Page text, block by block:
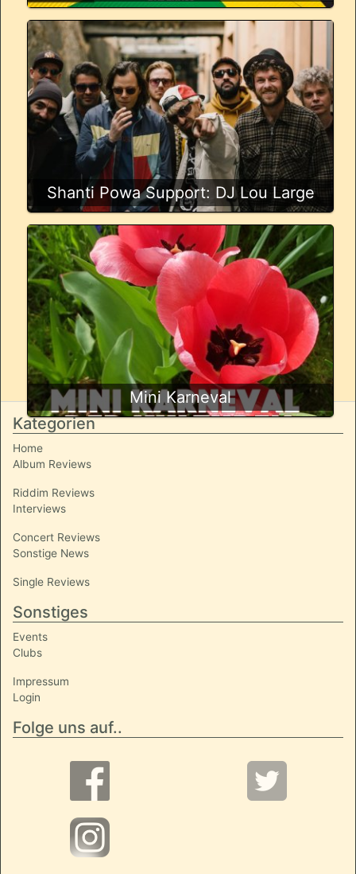
Shanti Powa Support: DJ Lou Large
Mini Karneval
Kategorien
Home
Album Reviews
Riddim Reviews
Interviews
Concert Reviews
Sonstige News
Single Reviews
Sonstiges
Events
Clubs
Impressum
Login
Folge uns auf..